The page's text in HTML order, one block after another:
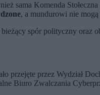
sama Komenda
, a mundurowi nie
spór polityczny
przejęte przez Wydział
Biuro Zwalczania